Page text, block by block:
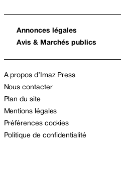
Annonces légales
Avis & Marchés publics
A propos d’Imaz Press
Nous contacter
Plan du site
Mentions légales
Préférences cookies
Politique de confidentialité